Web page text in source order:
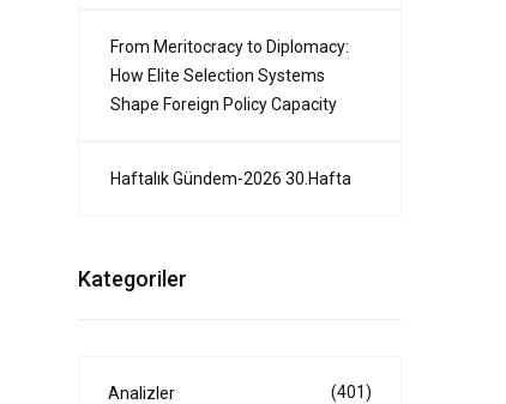
From Meritocracy to Diplomacy:
How Elite Selection Systems
Shape Foreign Policy Capacity
Haftalık Gündem-2026 30.Hafta
Kategoriler
Analizler (401)